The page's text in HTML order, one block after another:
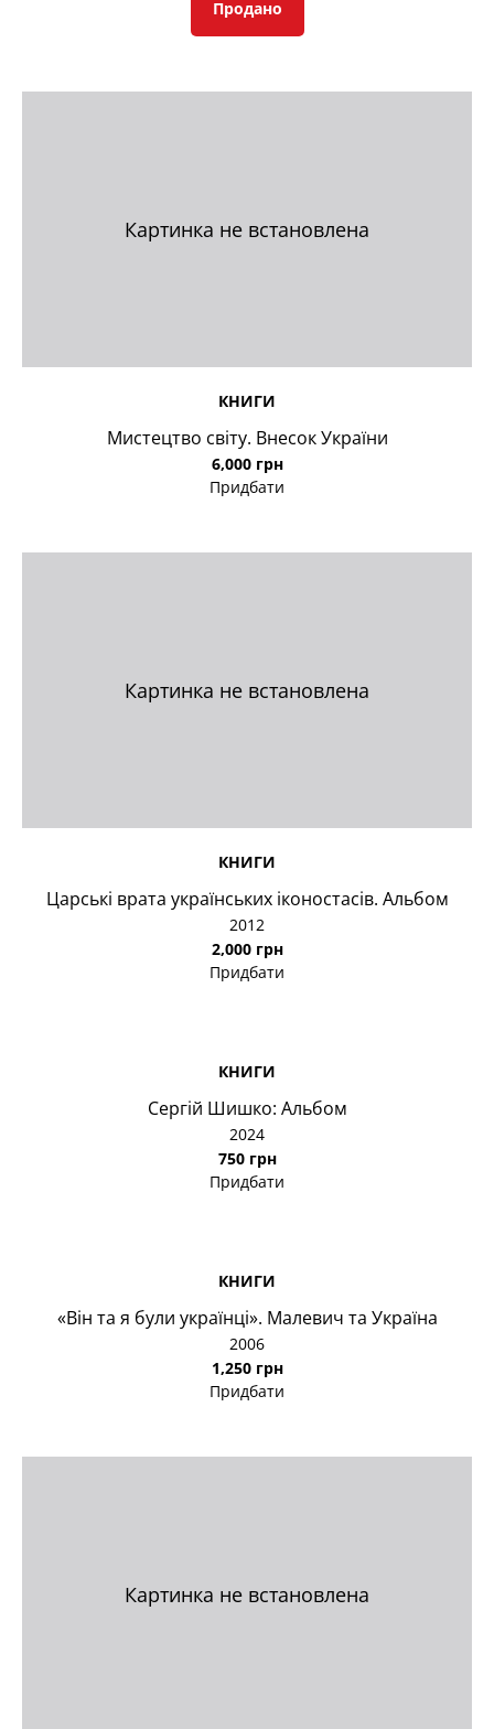
Продано
Картинка не встановлена
КНИГИ
Мистецтво світу. Внесок України
6,000 грн
Придбати
Картинка не встановлена
КНИГИ
Царські врата українських іконостасів. Альбом
2012
2,000 грн
Придбати
КНИГИ
Сергій Шишко: Альбом
2024
750 грн
Придбати
КНИГИ
«Він та я були українці». Малевич та Україна
2006
1,250 грн
Придбати
Картинка не встановлена